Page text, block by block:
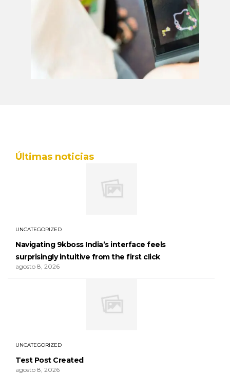
Últimas noticias
UNCATEGORIZED
Navigating 9kboss India’s interface feels
surprisingly intuitive from the first click
agosto 8, 2026
UNCATEGORIZED
Test Post Created
agosto 8, 2026